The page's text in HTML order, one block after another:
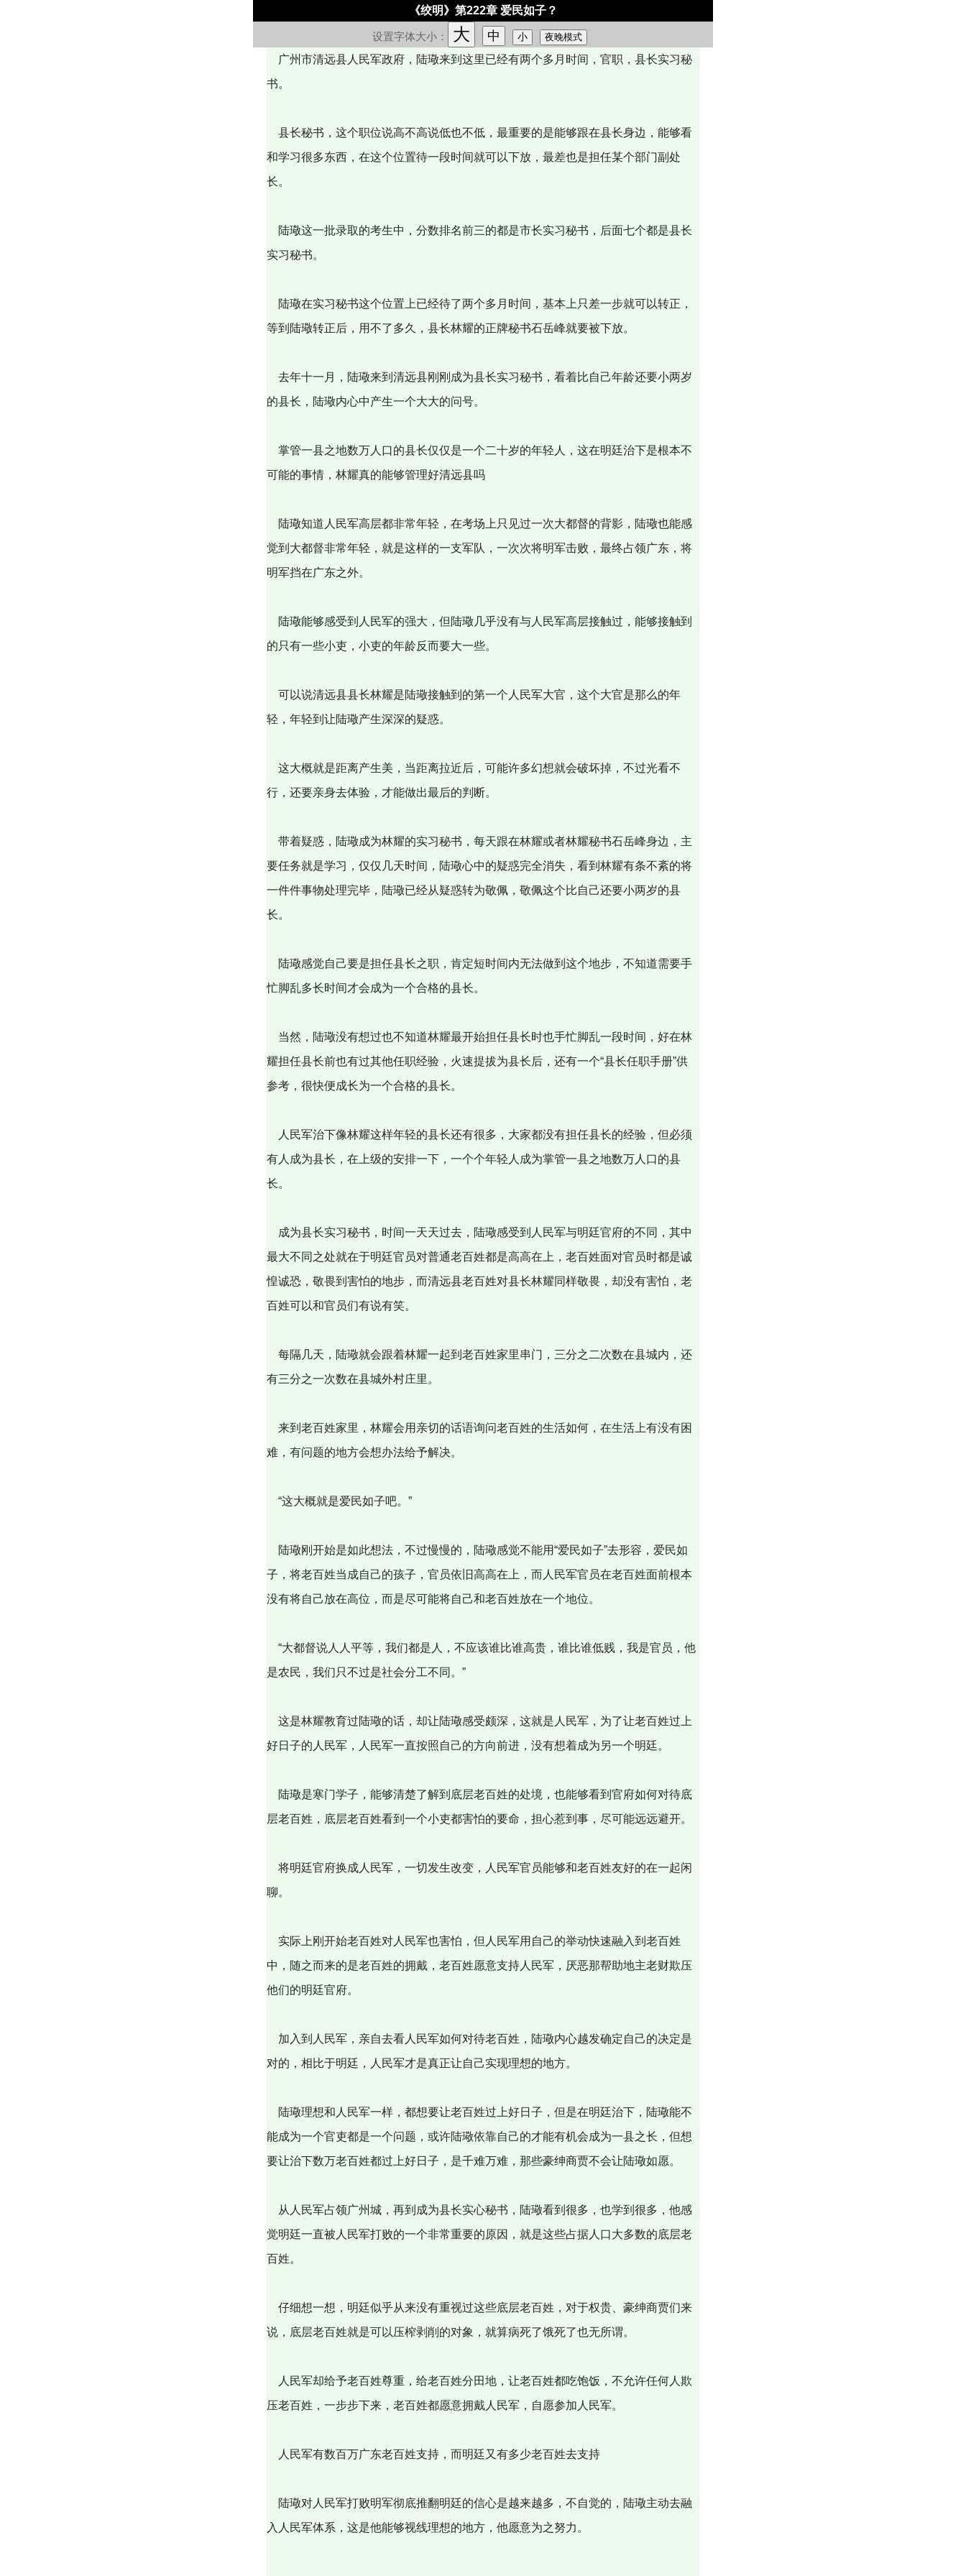
《绞明》第222章 爱民如子？
设置字体大小： 大 中 小 夜晚模式
广州市清远县人民军政府，陆璥来到这里已经有两个多月时间，官职，县长实习秘
书。
县长秘书，这个职位说高不高说低也不低，最重要的是能够跟在县长身边，能够看
和学习很多东西，在这个位置待一段时间就可以下放，最差也是担任某个部门副处
长。
陆璥这一批录取的考生中，分数排名前三的都是市长实习秘书，后面七个都是县长
实习秘书。
陆璥在实习秘书这个位置上已经待了两个多月时间，基本上只差一步就可以转正，
等到陆璥转正后，用不了多久，县长林耀的正牌秘书石岳峰就要被下放。
去年十一月，陆璥来到清远县刚刚成为县长实习秘书，看着比自己年龄还要小两岁
的县长，陆璥内心中产生一个大大的问号。
掌管一县之地数万人口的县长仅仅是一个二十岁的年轻人，这在明廷治下是根本不
可能的事情，林耀真的能够管理好清远县吗
陆璥知道人民军高层都非常年轻，在考场上只见过一次大都督的背影，陆璥也能感
觉到大都督非常年轻，就是这样的一支军队，一次次将明军击败，最终占领广东，将
明军挡在广东之外。
陆璥能够感受到人民军的强大，但陆璥几乎没有与人民军高层接触过，能够接触到
的只有一些小吏，小吏的年龄反而要大一些。
可以说清远县县长林耀是陆璥接触到的第一个人民军大官，这个大官是那么的年
轻，年轻到让陆璥产生深深的疑惑。
这大概就是距离产生美，当距离拉近后，可能许多幻想就会破坏掉，不过光看不
行，还要亲身去体验，才能做出最后的判断。
带着疑惑，陆璥成为林耀的实习秘书，每天跟在林耀或者林耀秘书石岳峰身边，主
要任务就是学习，仅仅几天时间，陆璥心中的疑惑完全消失，看到林耀有条不紊的将
一件件事物处理完毕，陆璥已经从疑惑转为敬佩，敬佩这个比自己还要小两岁的县
长。
陆璥感觉自己要是担任县长之职，肯定短时间内无法做到这个地步，不知道需要手
忙脚乱多长时间才会成为一个合格的县长。
当然，陆璥没有想过也不知道林耀最开始担任县长时也手忙脚乱一段时间，好在林
耀担任县长前也有过其他任职经验，火速提拔为县长后，还有一个“县长任职手册”供
参考，很快便成长为一个合格的县长。
人民军治下像林耀这样年轻的县长还有很多，大家都没有担任县长的经验，但必须
有人成为县长，在上级的安排一下，一个个年轻人成为掌管一县之地数万人口的县
长。
成为县长实习秘书，时间一天天过去，陆璥感受到人民军与明廷官府的不同，其中
最大不同之处就在于明廷官员对普通老百姓都是高高在上，老百姓面对官员时都是诚
惶诚恐，敬畏到害怕的地步，而清远县老百姓对县长林耀同样敬畏，却没有害怕，老
百姓可以和官员们有说有笑。
每隔几天，陆璥就会跟着林耀一起到老百姓家里串门，三分之二次数在县城内，还
有三分之一次数在县城外村庄里。
来到老百姓家里，林耀会用亲切的话语询问老百姓的生活如何，在生活上有没有困
难，有问题的地方会想办法给予解决。
“这大概就是爱民如子吧。”
陆璥刚开始是如此想法，不过慢慢的，陆璥感觉不能用“爱民如子”去形容，爱民如
子，将老百姓当成自己的孩子，官员依旧高高在上，而人民军官员在老百姓面前根本
没有将自己放在高位，而是尽可能将自己和老百姓放在一个地位。
“大都督说人人平等，我们都是人，不应该谁比谁高贵，谁比谁低贱，我是官员，他
是农民，我们只不过是社会分工不同。”
这是林耀教育过陆璥的话，却让陆璥感受颇深，这就是人民军，为了让老百姓过上
好日子的人民军，人民军一直按照自己的方向前进，没有想着成为另一个明廷。
陆璥是寒门学子，能够清楚了解到底层老百姓的处境，也能够看到官府如何对待底
层老百姓，底层老百姓看到一个小吏都害怕的要命，担心惹到事，尽可能远远避开。
将明廷官府换成人民军，一切发生改变，人民军官员能够和老百姓友好的在一起闲
聊。
实际上刚开始老百姓对人民军也害怕，但人民军用自己的举动快速融入到老百姓
中，随之而来的是老百姓的拥戴，老百姓愿意支持人民军，厌恶那帮助地主老财欺压
他们的明廷官府。
加入到人民军，亲自去看人民军如何对待老百姓，陆璥内心越发确定自己的决定是
对的，相比于明廷，人民军才是真正让自己实现理想的地方。
陆璥理想和人民军一样，都想要让老百姓过上好日子，但是在明廷治下，陆璥能不
能成为一个官吏都是一个问题，或许陆璥依靠自己的才能有机会成为一县之长，但想
要让治下数万老百姓都过上好日子，是千难万难，那些豪绅商贾不会让陆璥如愿。
从人民军占领广州城，再到成为县长实心秘书，陆璥看到很多，也学到很多，他感
觉明廷一直被人民军打败的一个非常重要的原因，就是这些占据人口大多数的底层老
百姓。
仔细想一想，明廷似乎从来没有重视过这些底层老百姓，对于权贵、豪绅商贾们来
说，底层老百姓就是可以压榨剥削的对象，就算病死了饿死了也无所谓。
人民军却给予老百姓尊重，给老百姓分田地，让老百姓都吃饱饭，不允许任何人欺
压老百姓，一步步下来，老百姓都愿意拥戴人民军，自愿参加人民军。
人民军有数百万广东老百姓支持，而明廷又有多少老百姓去支持
陆璥对人民军打败明军彻底推翻明廷的信心是越来越多，不自觉的，陆璥主动去融
入人民军体系，这是他能够视线理想的地方，他愿意为之努力。